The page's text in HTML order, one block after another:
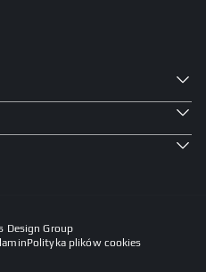
Design Group
Polityka plików cookies